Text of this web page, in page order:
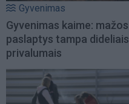
Gyvenimas
Gyvenimas kaime: mažos
paslaptys tampa dideliais
privalumais